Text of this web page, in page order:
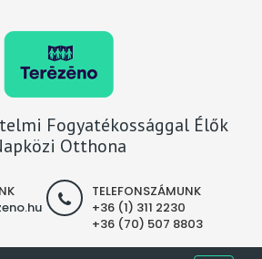
Fogyatékossággal Élők
Otthona
TELEFONSZÁMUNK
+36 (1) 311 2230
+36 (70) 507 8803